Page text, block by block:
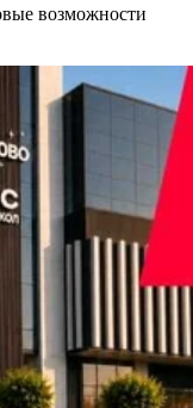
возможности